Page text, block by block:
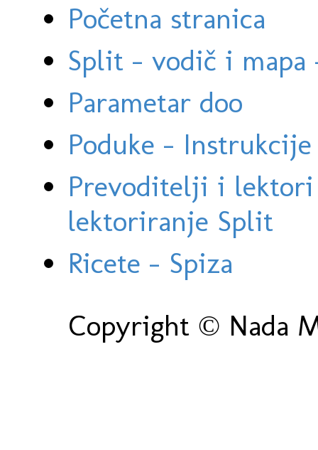
Početna stranica
Split - vodič i
Parametar doo
Poduke -
Prevoditelji i
lektoriranje Split
Ricete - Spiza
Copyright © Nada